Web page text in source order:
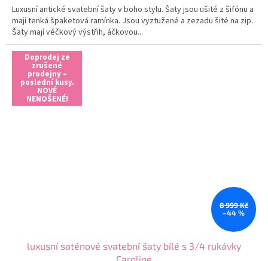
z
5
hvězdiček.
Luxusní antické svatební šaty v boho stylu. Šaty jsou ušité z šifónu a
mají tenká špaketová ramínka. Jsou vyztužené a zezadu šité na zip.
Šaty mají véčkový výstřih, áčkovou...
Doprodej ze
zrušené
prodejny –
poslední kusy.
NOVÉ
NENOŠENÉ!
8 999 Kč
–44 %
luxusní saténové svatební šaty bílé s 3/4 rukávky
Caroline